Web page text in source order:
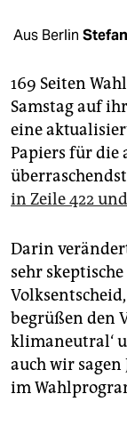
unterstützen
abo
genossenschaft
epaper login
Aus Berlin
169 Seiten
Samstag auf
eine
Papiers für die
in Zeile 422
Darin
sehr
begrüßen den
klimaneutral‘
auch wir sagen
im